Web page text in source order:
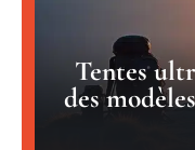
Tentes
des